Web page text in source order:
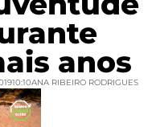
anos
10:10ANA RIBEIRO RODRIGUES